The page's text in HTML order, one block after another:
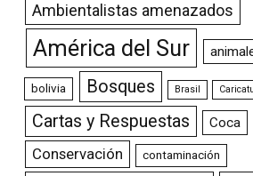
Ambientalistas amenazados
América del Sur
bolivia Bosques Brasil
Cartas y Respuestas Coca
Conservación contaminación